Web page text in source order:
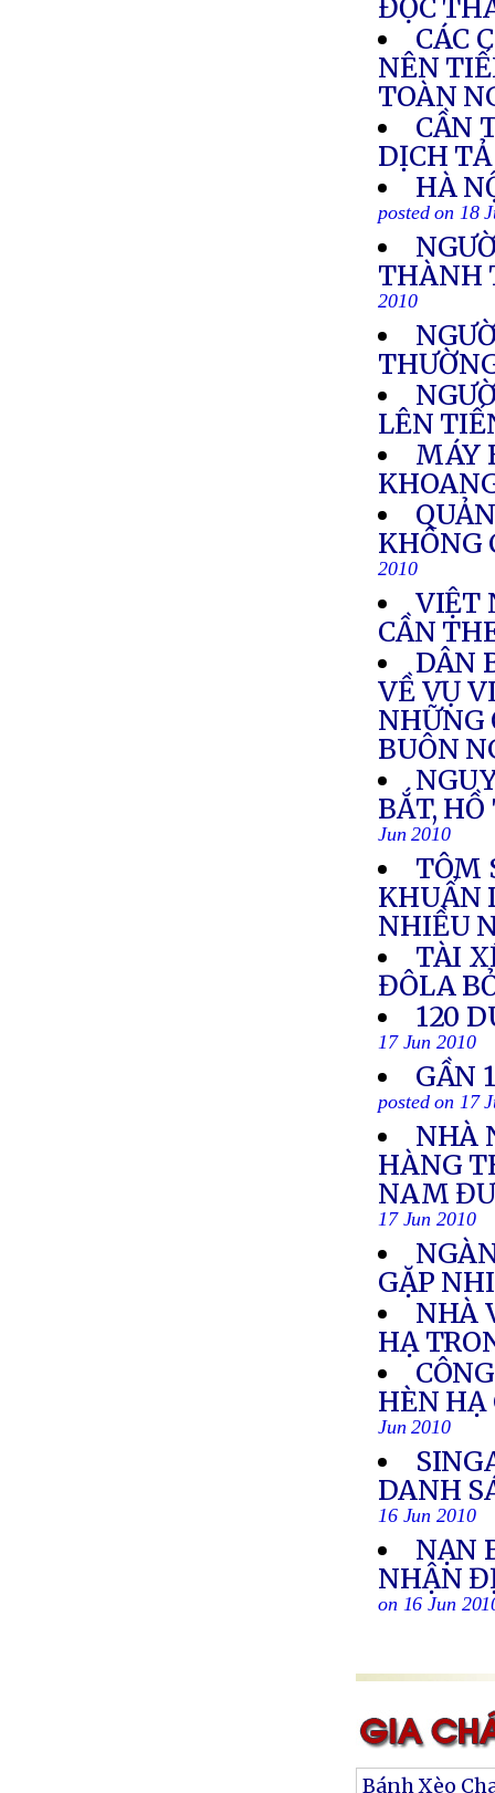
ĐỘC
CÁC
NÊN
TOÀN
CẦN
DỊCH
HÀ
posted on 18
THÀNH
2010
LÊN
MÁY
KHÔNG
2010
VIỆT
CẦN
DÂN
VỀ VỤ
NHỮNG
BUÔN
BẮT,
Jun 2010
TÔM
KHUẨN
NHIỀU
TÀI
ĐÔLA
120
17 Jun 2010
GẦN
posted on 17
NHÀ
HÀNG
NAM
17 Jun 2010
GẶP
NHÀ
HẠ
HÈN
Jun 2010
DANH
16 Jun 2010
NẠN
NHẬN
on 16 Jun
Bánh Xèo